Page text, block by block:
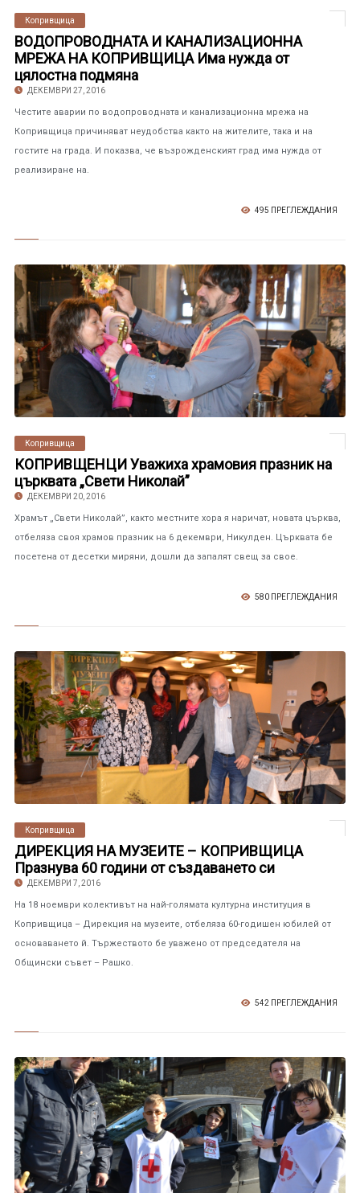
Копривщица
ВОДОПРОВОДНАТА И КАНАЛИЗАЦИОННА
МРЕЖА НА КОПРИВЩИЦА Има нужда от
цялостна подмяна
ДЕКЕМВРИ 27, 2016
Честите аварии по водопроводната и канализационна мрежа на
Копривщица причиняват неудобства както на жителите, така и на
гостите на града. И показва, че възрожденският град има нужда от
реализиране на.
495 ПРЕГЛЕЖДАНИЯ
Копривщица
КОПРИВЩЕНЦИ Уважиха храмовия празник на
църквата „Свети Николай”
ДЕКЕМВРИ 20, 2016
Храмът „Свети Николай”, както местните хора я наричат, новата църква,
отбеляза своя храмов празник на 6 декември, Никулден. Църквата бе
посетена от десетки миряни, дошли да запалят свещ за свое.
580 ПРЕГЛЕЖДАНИЯ
Копривщица
ДИРЕКЦИЯ НА МУЗЕИТЕ – КОПРИВЩИЦА
Празнува 60 години от създаването си
ДЕКЕМВРИ 7, 2016
На 18 ноември колективът на най-голямата културна институция в
Копривщица – Дирекция на музеите, отбеляза 60-годишен юбилей от
основаването й. Тържеството бе уважено от председателя на
Общински съвет – Рашко.
542 ПРЕГЛЕЖДАНИЯ